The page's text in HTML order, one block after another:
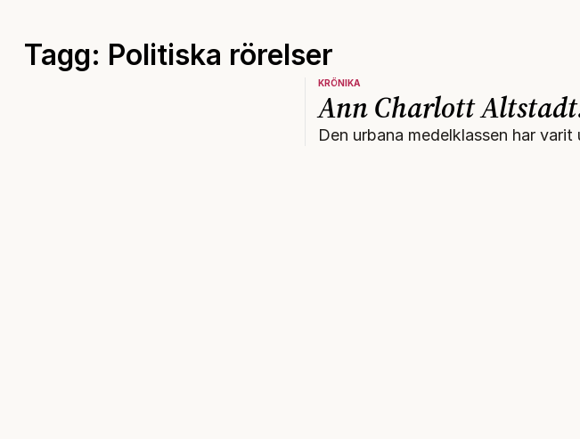
Tagg: Politiska rörelser
KRÖNIKA
Ann Charlott
Den ­urbana medelklassen har